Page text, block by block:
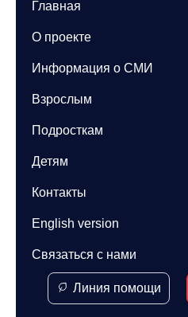
Главная
О проекте
Информация о СМИ
Взрослым
Подросткам
Детям
Контакты
English version
Связаться с нами
Линия помощи